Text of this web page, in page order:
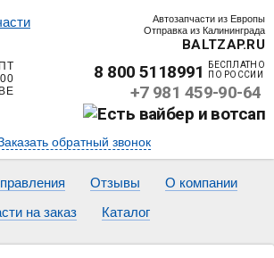
Автозапчасти из Европы
Отправка из Калининграда
BALTZAP.RU
8 800 5118991
БЕСПЛАТНО
ПО РОССИИ
+7 981 459-90-64
обратный звонок
Отзывы
О компании
на заказ Каталог